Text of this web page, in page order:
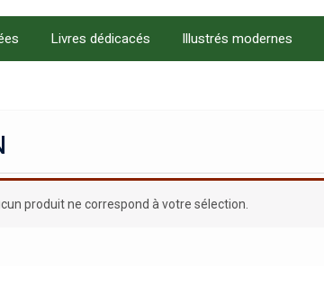
Livres dédicacés Illustrés modernes
produit ne correspond à votre sélection.